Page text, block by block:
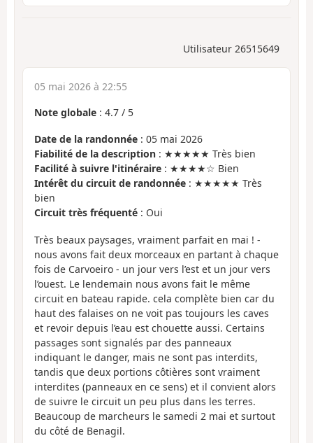
Utilisateur 26515649
05 mai 2026 à 22:55
Note globale : 4.7 / 5
Date de la randonnée : 05 mai 2026
Fiabilité de la description : ★★★★★ Très bien
Facilité à suivre l'itinéraire : ★★★★☆ Bien
Intérêt du circuit de randonnée : ★★★★★ Très
bien
Circuit très fréquenté : Oui
Très beaux paysages, vraiment parfait en mai ! -
nous avons fait deux morceaux en partant à chaque
fois de Carvoeiro - un jour vers l’est et un jour vers
l’ouest. Le lendemain nous avons fait le même
circuit en bateau rapide. cela complète bien car du
haut des falaises on ne voit pas toujours les caves
et revoir depuis l’eau est chouette aussi. Certains
passages sont signalés par des panneaux
indiquant le danger, mais ne sont pas interdits,
tandis que deux portions côtières sont vraiment
interdites (panneaux en ce sens) et il convient alors
de suivre le circuit un peu plus dans les terres.
Beaucoup de marcheurs le samedi 2 mai et surtout
du côté de Benagil.